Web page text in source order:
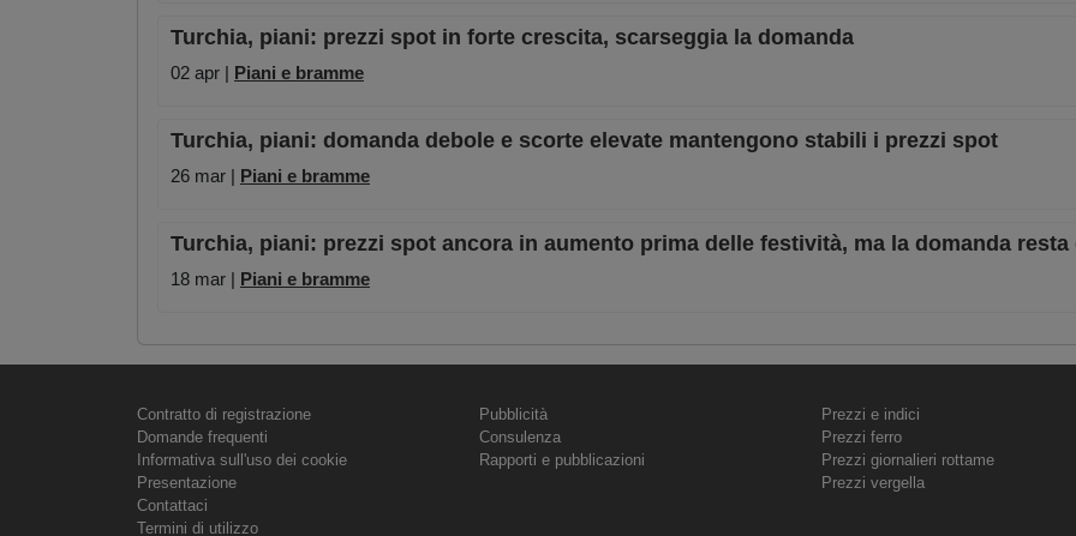
Turchia, piani: prezzi spot in forte crescita, scarseggia la domanda
02 apr | Piani e bramme
Turchia, piani: domanda debole e scorte elevate mantengono stabili i prezzi spot
26 mar | Piani e bramme
Turchia, piani: prezzi spot ancora in aumento prima delle festività, ma la domanda resta
18 mar | Piani e bramme
Contratto di registrazione
Domande frequenti
Informativa sull'uso dei cookie
Presentazione
Contattaci
Termini di utilizzo
Pubblicità
Consulenza
Rapporti e pubblicazioni
Prezzi e indici
Prezzi ferro
Prezzi giornalieri rottame
Prezzi vergella